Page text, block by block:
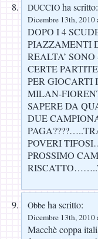
DUCCIO ha scritto:
Dicembre 13th, 2010
DOPO I 4
PIAZZAMENTI
REALTA’
CERTE
PER
MILAN-
SAPERE DA
DUE
POVERI
PROSSIMO
Obbe ha scritto:
Dicembre 13th, 2010
Macchè coppa